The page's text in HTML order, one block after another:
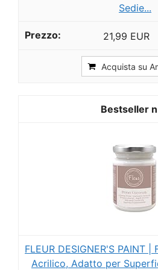
Sedie...
21,99 EUR
Acquista su
FLEUR DESIGNER'S PAINT
Acrilico, Adatto per